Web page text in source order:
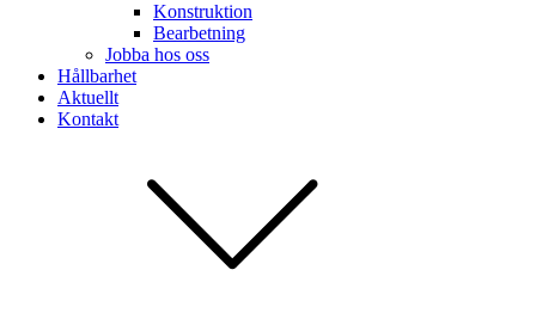
Konstruktion
Bearbetning
Jobba hos oss
Hållbarhet
Aktuellt
Kontakt